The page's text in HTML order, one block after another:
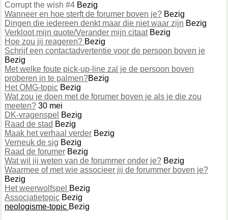
Corrupt the wish #4 Bezig
Wanneer en hoe sterft de forumer boven je? Bezig
Dingen die iedereen denkt maar die niet waar zijn Bezig
Verkloot mijn quote/Verander mijn citaatBezig
Hoe zou jij reageren? Bezig
Schrijf een contactadvertentie voor de persoon boven je
Bezig
Met welke foute pick-up-line zal je de persoon boven
proberen in te palmen?Bezig
Het OMG-topic Bezig
Wat zou je doen met de forumer boven je als je die zou
meeten? 30 mei
DK-vragenspel Bezig
Raad de stad Bezig
Maak het verhaal verder Bezig
Verneuk de sig Bezig
Raad de forumer Bezig
Wat wil jij weten van de forummer onder je? Bezig
Waarmee of met wie associeer jij de forummer boven je?
Bezig
Het weerwolfspel Bezig
Associatietopic Bezig
neologisme-topic Bezig